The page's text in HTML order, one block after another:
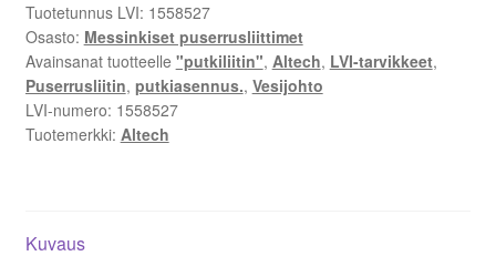
Tuotetunnus LVI: 1558527
Osasto: Messinkiset puserrusliittimet
Avainsanat tuotteelle "putkiliitin", Altech, LVI-tarvikkeet,
Puserrusliitin, putkiasennus., Vesijohto
LVI-numero: 1558527
Tuotemerkki: Altech
Kuvaus